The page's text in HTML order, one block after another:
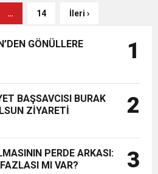
yasağı ve mesleğe uygun kıyafet
… 14 İleri ›
GÖNÜLLERE
1
BAŞSAVCISI BURAK
ZİYARETİ
2
PERDE ARKASI:
MI VAR?
3